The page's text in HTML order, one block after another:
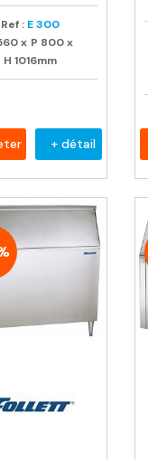
Ref : E 300
x P 800x
H 1016mm
+ détail